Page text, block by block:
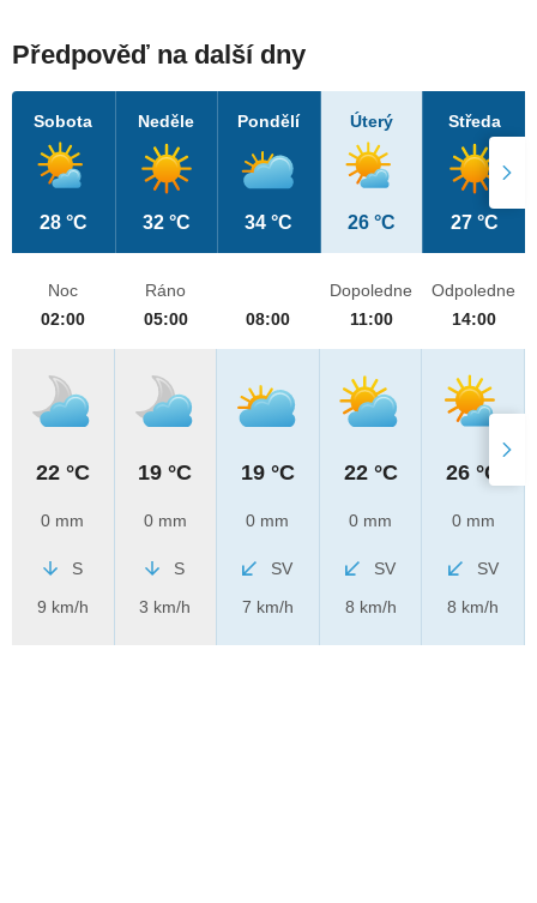
Předpověď na další dny
Sobota
28 °C
Neděle
32 °C
Pondělí
34 °C
Úterý
26 °C
Středa
27 °C
Noc
02:00
22 °C
0 mm
S
9 km/h
Ráno
05:00
19 °C
0 mm
S
3 km/h
08:00
19 °C
0 mm
SV
7 km/h
Dopoledne
11:00
22 °C
0 mm
SV
8 km/h
Odpoledne
14:00
26 °C
0 mm
SV
8 km/h